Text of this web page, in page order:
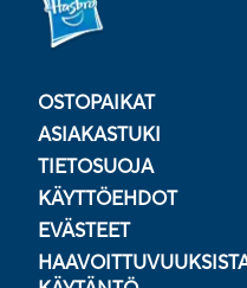
OSTOPAIKAT
ASIAKASTUKI
TIETOSUOJA
KÄYTTÖEHDOT
EVÄSTEET